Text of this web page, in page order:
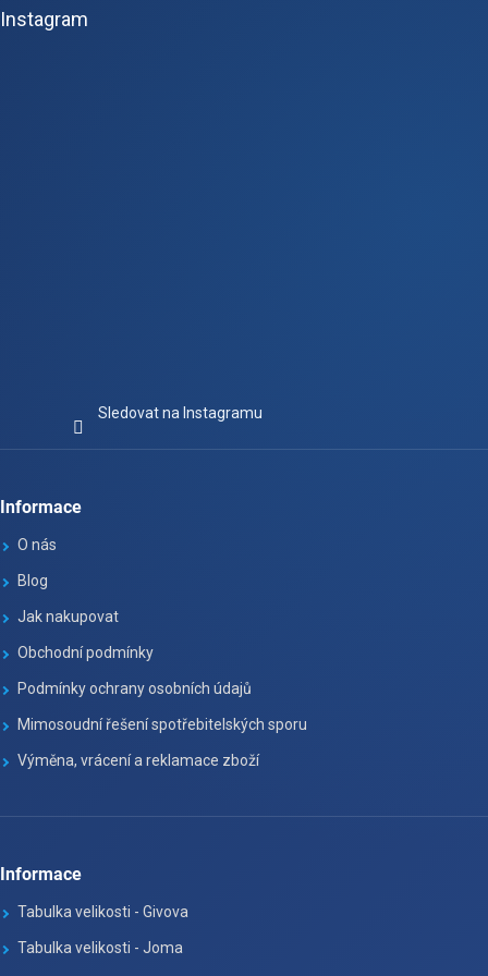
Instagram
Sledovat na Instagramu
Informace
O nás
Blog
Jak nakupovat
Obchodní podmínky
Podmínky ochrany osobních údajů
Mimosoudní řešení spotřebitelských sporu
Výměna, vrácení a reklamace zboží
Informace
Tabulka velikosti - Givova
Tabulka velikosti - Joma